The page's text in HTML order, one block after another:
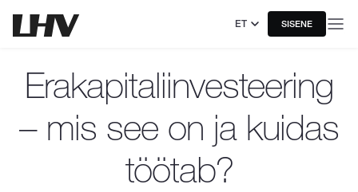
ET SISENE
Erakapitaliinvesteering
– mis see on ja kuidas
töötab?